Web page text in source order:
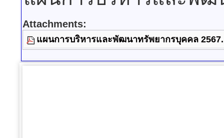
Attachments:
แผนการบริหารและพัฒนาทรัพยากรบุคคล